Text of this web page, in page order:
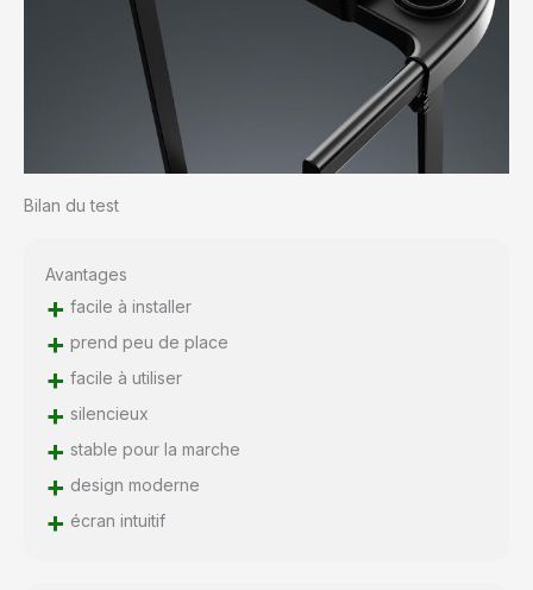
Bilan du test
Avantages
+ facile à installer
+ prend peu de place
+ facile à utiliser
+ silencieux
+ stable pour la marche
+ design moderne
+ écran intuitif